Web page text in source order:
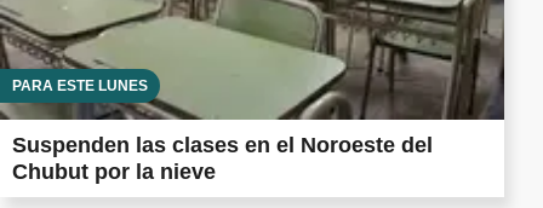
PARA ESTE LUNES
Suspenden las clases en el Noroeste del
Chubut por la nieve